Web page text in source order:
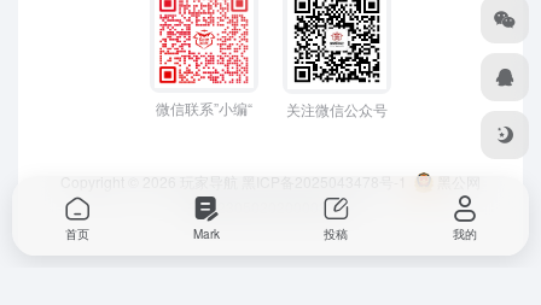
微信联系”小编“ 关注微信公众号
Copyright © 2026 玩家导航 黑ICP备2025043478号-1
黑公网
安备23050202000033号
首页 Mark 投稿 我的